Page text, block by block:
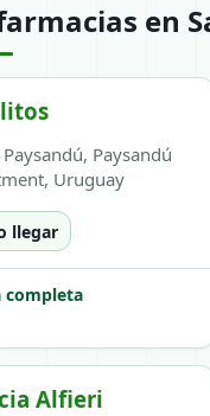
en
Paysandú
Uruguay
llegar
completa
Alfieri